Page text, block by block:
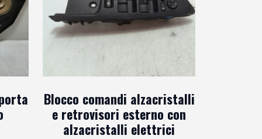
Blocco comandi alzacristalli
e retrovisori esterno con
alzacristalli elettrici